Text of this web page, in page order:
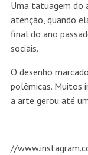
Uma tatuagem do
atenção, quando
final do ano
sociais.
O desenho
polêmicas. Muitos
a arte gerou até
//